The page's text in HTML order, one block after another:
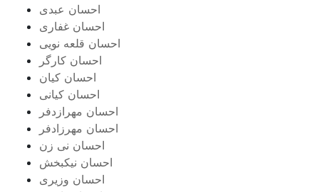
احسان عبدی
احسان غفاری
احسان قلعه نویی
احسان کارگر
احسان کیان
احسان کیانی
احسان مهرازدفر
احسان مهرزادفر
احسان نی زن
احسان نیکبخش
احسان وزیری